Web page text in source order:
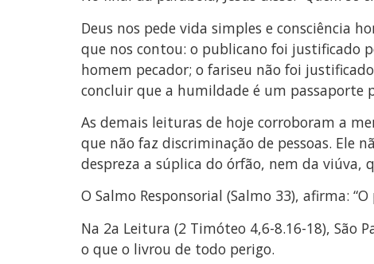
Deus nos pede vida simples e consciência
que nos contou: o publicano foi justificado
homem pecador; o fariseu não foi
concluir que a humildade é um passaporte
As demais leituras de hoje corroboram a
que não faz discriminação de pessoas. Ele
despreza a súplica do órfão, nem da viúva,
O Salmo Responsorial (Salmo 33), afirma:
Na 2a Leitura (2 Timóteo 4,6-8.16-18), São
o que o livrou de todo perigo.